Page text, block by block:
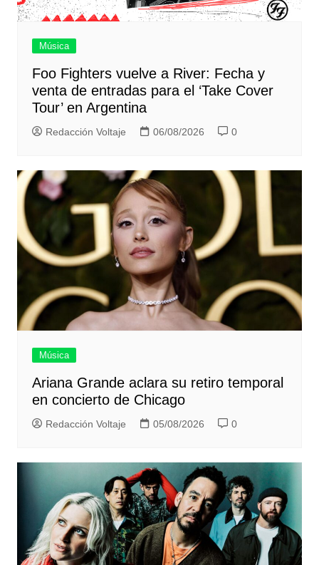
Música
Foo Fighters vuelve a River: Fecha y
venta de entradas para el ‘Take Cover
Tour’ en Argentina
Redacción Voltaje 06/08/2026 0
Música
Ariana Grande aclara su retiro temporal
en concierto de Chicago
Redacción Voltaje 05/08/2026 0